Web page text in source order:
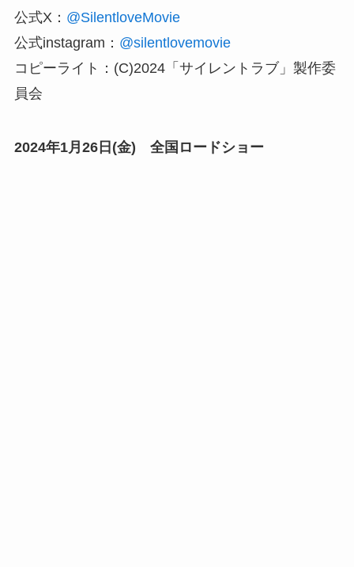
公式X： @SilentloveMovie
公式instagram： @silentlovemovie
コピーライト：(C)2024「サイレントラブ」製作委
員会
2024年1月26日(金) 全国ロードショー